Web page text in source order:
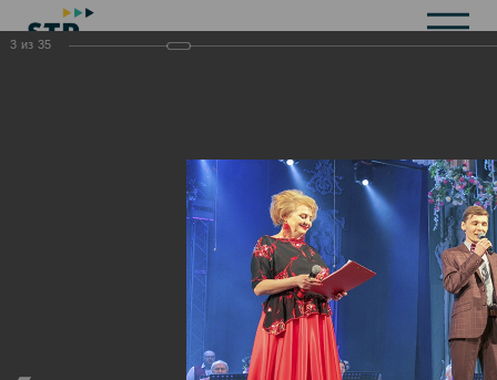
Карта города
Справочная информация
Территориальные органы и представительства
Открытые данные
Строительство
3 из 35